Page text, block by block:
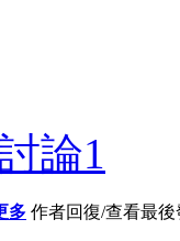
論1
多 作者回復/查看最後